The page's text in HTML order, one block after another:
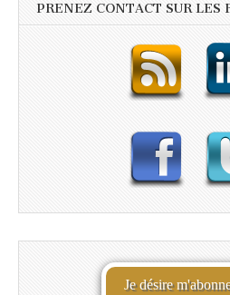
PRENEZ CONTACT SUR LES
Je désire